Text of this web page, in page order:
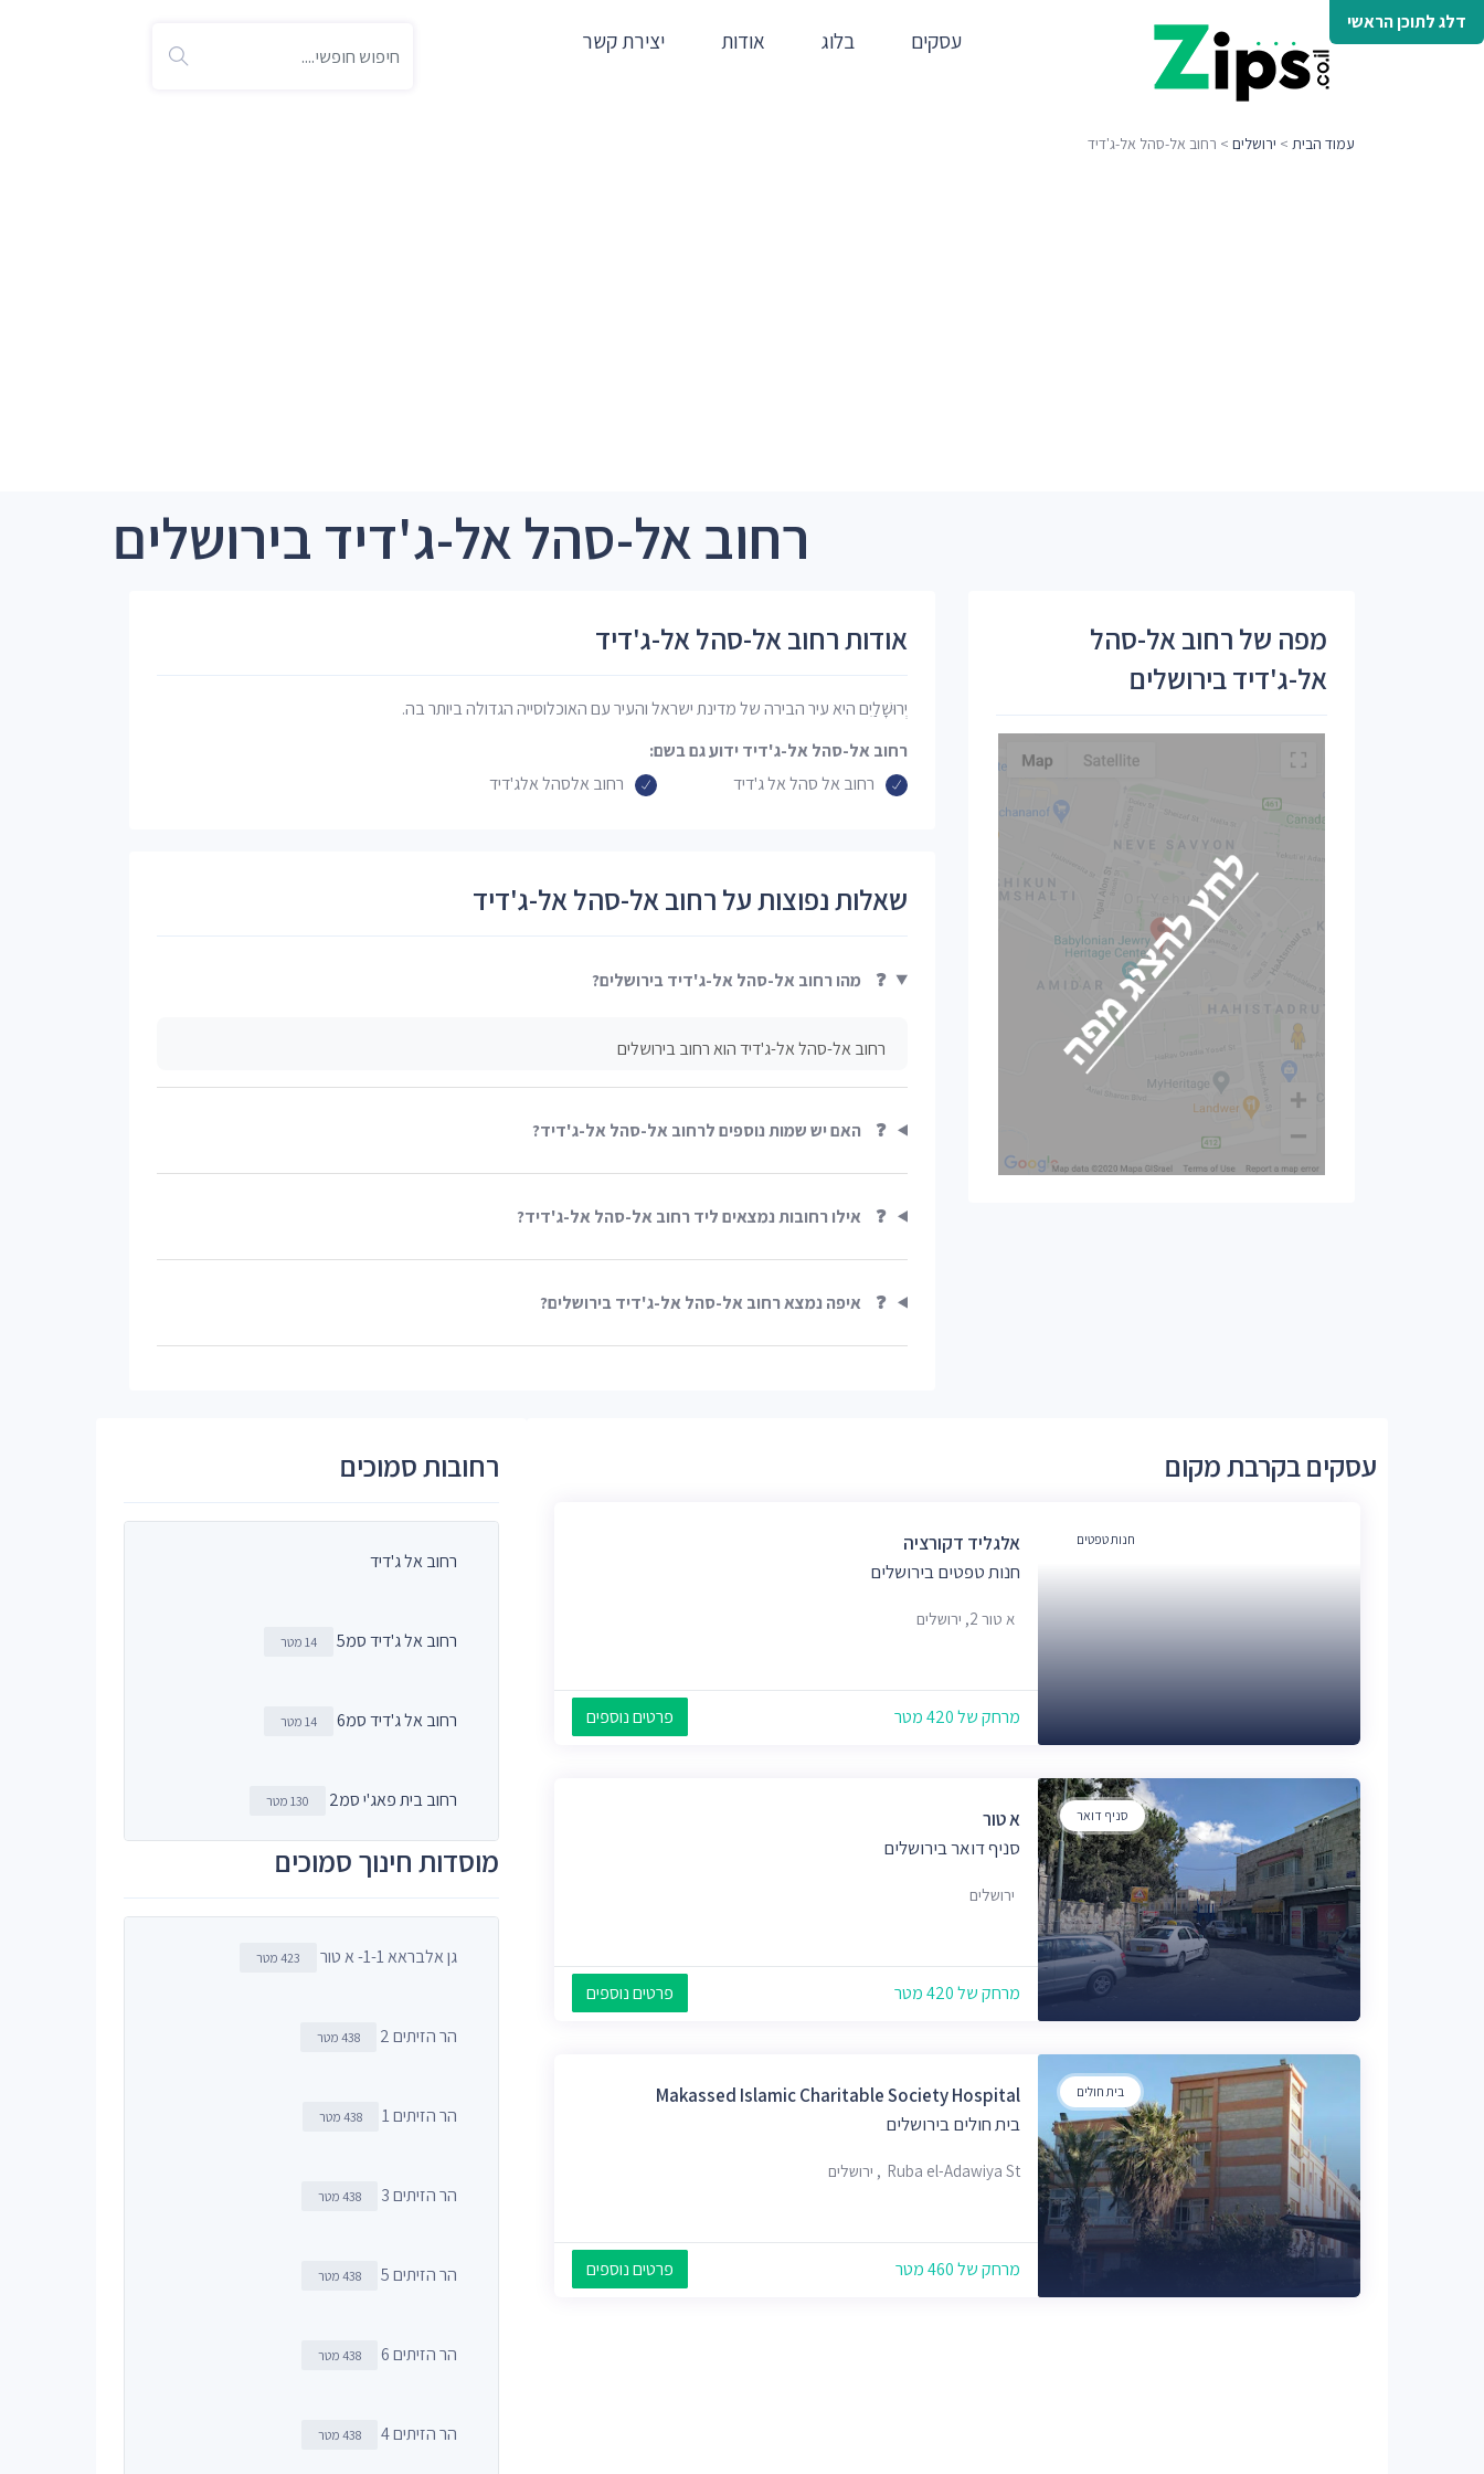
דלג לתוכן הראשי
עסקים בלוג אודות יצירת קשר
עמוד הבית > ירושלים > רחוב אל-סהל אל-ג'דיד
רחוב אל-סהל אל-ג'דיד בירושלים
אודות רחוב אל-סהל אל-ג'דיד
יְרוּשָׁלַיִם היא עיר הבירה של מדינת ישראל והעיר עם האוכלוסייה הגדולה ביותר בה.
רחוב אל-סהל אל-ג'דיד ידוע גם בשם:
רחוב אל סהל אל ג'דיד
רחוב אלסהל אלג'דיד
שאלות נפוצות על רחוב אל-סהל אל-ג'דיד
❓ מהו רחוב אל-סהל אל-ג'דיד בירושלים?
רחוב אל-סהל אל-ג'דיד הוא רחוב בירושלים
❓ האם יש שמות נוספים לרחוב אל-סהל אל-ג'דיד?
❓ אילו רחובות נמצאים ליד רחוב אל-סהל אל-ג'דיד?
❓ איפה נמצא רחוב אל-סהל אל-ג'דיד בירושלים?
מפה של רחוב אל-סהל
אל-ג'דיד בירושלים
עסקים בקרבת מקום
חנות טפטים
אלגליד דקורציה
חנות טפטים בירושלים
א טור 2, ירושלים
מרחק של 420 מטר פרטים נוספים
סניף דואר
א טור
סניף דואר בירושלים
ירושלים
מרחק של 420 מטר פרטים נוספים
בית חולים
Makassed Islamic Charitable Society Hospital
בית חולים בירושלים
Ruba el-Adawiya St, ירושלים
מרחק של 460 מטר פרטים נוספים
רחובות סמוכים
רחוב אל ג'דיד
רחוב אל ג'דיד סמ5 14 מטר
רחוב אל ג'דיד סמ6 14 מטר
רחוב בית פאג'י סמ2 130 מטר
מוסדות חינוך סמוכים
גן אלבראא 1-1- א טור 423 מטר
הר הזיתים 2 438 מטר
הר הזיתים 1 438 מטר
הר הזיתים 3 438 מטר
הר הזיתים 5 438 מטר
הר הזיתים 6 438 מטר
הר הזיתים 4 438 מטר